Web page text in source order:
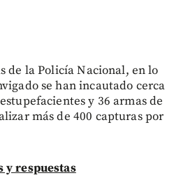
de la Policía Nacional, en lo
se han incautado cerca
y 36 armas de
más de 400 capturas por
y respuestas